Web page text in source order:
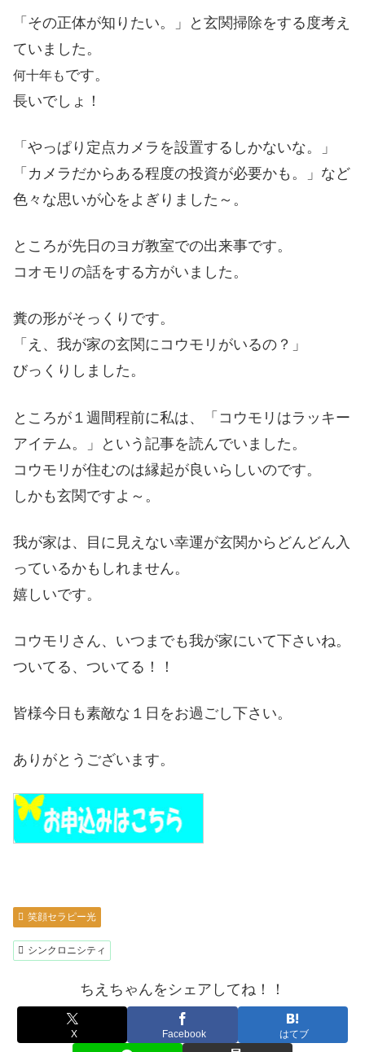
「その正体が知りたい。」と玄関掃除をする度考え
ていました。
何十年もです。
長いでしょ！
「やっぱり定点カメラを設置するしかないな。」
「カメラだからある程度の投資が必要かも。」など
色々な思いが心をよぎりました～。
ところが先日のヨガ教室での出来事です。
コオモリの話をする方がいました。
糞の形がそっくりです。
「え、我が家の玄関にコウモリがいるの？」
びっくりしました。
ところが１週間程前に私は、「コウモリはラッキー
アイテム。」という記事を読んでいました。
コウモリが住むのは縁起が良いらしいのです。
しかも玄関ですよ～。
我が家は、目に見えない幸運が玄関からどんどん入
っているかもしれません。
嬉しいです。
コウモリさん、いつまでも我が家にいて下さいね。
ついてる、ついてる！！
皆様今日も素敵な１日をお過ごし下さい。
ありがとうございます。
笑顔セラピー光
シンクロニシティ
ちえちゃんをシェアしてね！！
X Facebook はてブ